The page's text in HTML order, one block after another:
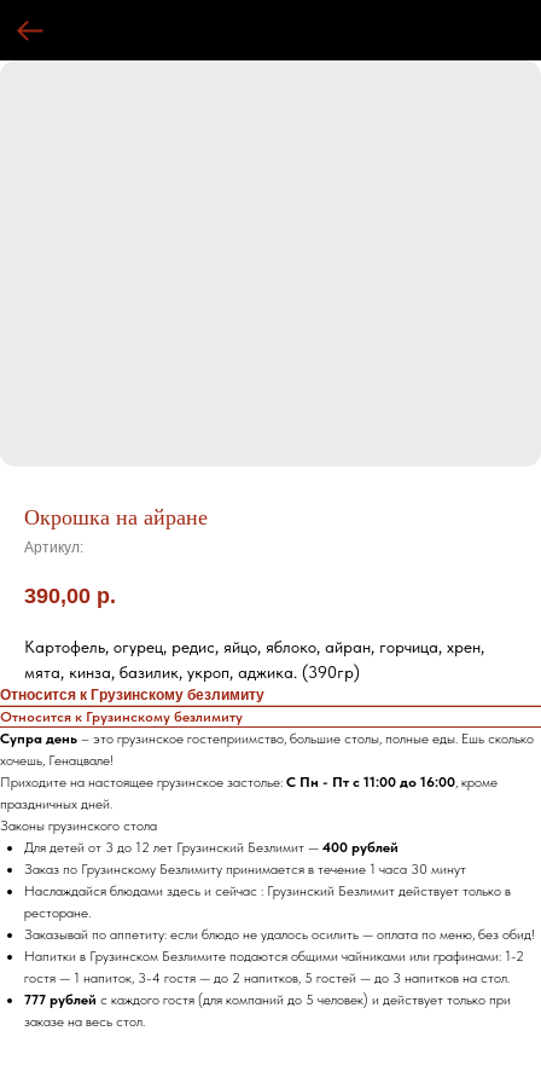
Окрошка на айране
Артикул:
390,00 р.
Картофель, огурец, редис, яйцо, яблоко, айран, горчица, хрен,
мята, кинза, базилик, укроп, аджика. (390гр)
Относится к Грузинскому безлимиту
Относится к Грузинскому безлимиту
Супра день – это грузинское гостеприимство, большие столы, полные еды. Ешь сколько
хочешь, Генацвале!
Приходите на настоящее грузинское застолье: С Пн - Пт с 11:00 до 16:00, кроме
праздничных дней.
Законы грузинского стола
Для детей от 3 до 12 лет Грузинский Безлимит — 400 рублей
Заказ по Грузинскому Безлимиту принимается в течение 1 часа 30 минут
Наслаждайся блюдами здесь и сейчас : Грузинский Безлимит действует только в
ресторане.
Заказывай по аппетиту: если блюдо не удалось осилить — оплата по меню, без обид!
Напитки в Грузинском Безлимите подаются общими чайниками или графинами: 1-2
гостя — 1 напиток, 3-4 гостя — до 2 напитков, 5 гостей — до 3 напитков на стол.
777 рублей с каждого гостя (для компаний до 5 человек) и действует только при
заказе на весь стол.